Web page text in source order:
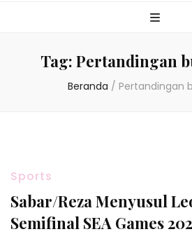
Tag: Pertandingan
Beranda / Pertandingan
Sports
Sabar/Reza Menyusul
Semifinal SEA Games